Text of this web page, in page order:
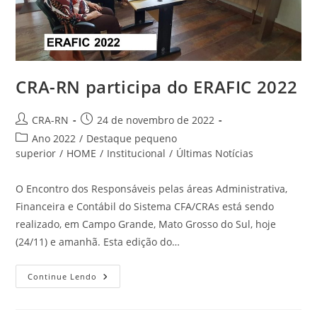
CRA-RN participa do ERAFIC 2022
Autor
do
post:
CRA-RN
Post
publicado:
24 de novembro de 2022
Categoria
do
Ano 2022 / Destaque pequeno
superior / HOME / Institucional / Últimas Notícias
O Encontro dos Responsáveis pelas áreas Administrativa,
Financeira e Contábil do Sistema CFA/CRAs está sendo
realizado, em Campo Grande, Mato Grosso do Sul, hoje
(24/11) e amanhã. Esta edição do…
Continue Lendo CRA-
RN